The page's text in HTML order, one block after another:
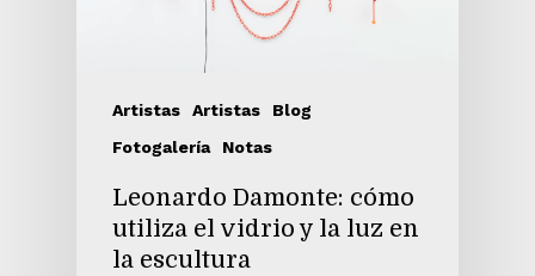
Artistas Artistas
Blog
Fotogalería
Notas
Leonardo Damonte: cómo
utiliza el vidrio y la luz en
la escultura